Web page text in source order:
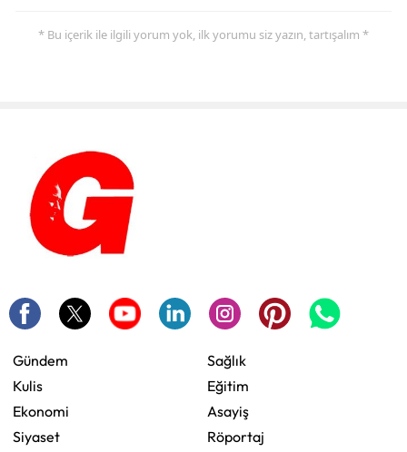
* Bu içerik ile ilgili yorum yok, ilk yorumu siz yazın, tartışalım *
Gündem
Kulis
Ekonomi
Siyaset
Sağlık
Eğitim
Asayiş
Röportaj